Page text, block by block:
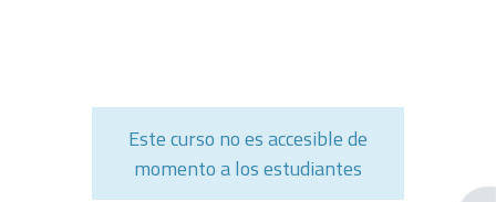
Este curso no es accesible de
momento a los estudiantes